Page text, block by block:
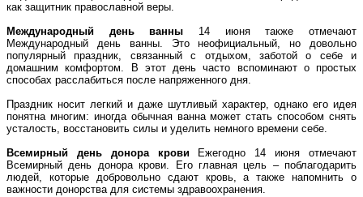
как защитник православной веры.
Международный день ванны 14 июня также отмечают
Международный день ванны. Это неофициальный, но довольно
популярный праздник, связанный с отдыхом, заботой о себе и
домашним комфортом. В этот день часто вспоминают о простых
способах расслабиться после напряженного дня.
Праздник носит легкий и даже шутливый характер, однако его идея
понятна многим: иногда обычная ванна может стать способом снять
усталость, восстановить силы и уделить немного времени себе.
Всемирный день донора кровиЕжегодно 14 июня отмечают
Всемирный день донора крови. Его главная цель – поблагодарить
людей, которые добровольно сдают кровь, а также напомнить о
важности донорства для системы здравоохранения.